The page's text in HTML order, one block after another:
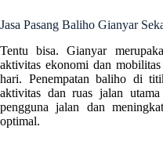
Jasa Pasang Baliho Gianyar
Tentu bisa. Gianyar
aktivitas ekonomi dan
hari. Penempatan baliho di
aktivitas dan ruas jalan
pengguna jalan dan
optimal.